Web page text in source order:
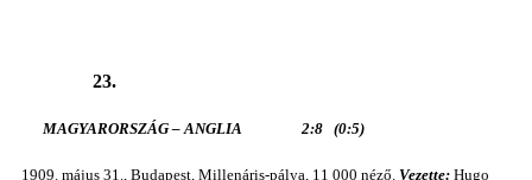
23.
MAGYARORSZÁG – ANGLIA 2:8 (0:5)
1909. május 31., Budapest, Millenáris-pálya, 11 000 néző. Vezette: Hugo